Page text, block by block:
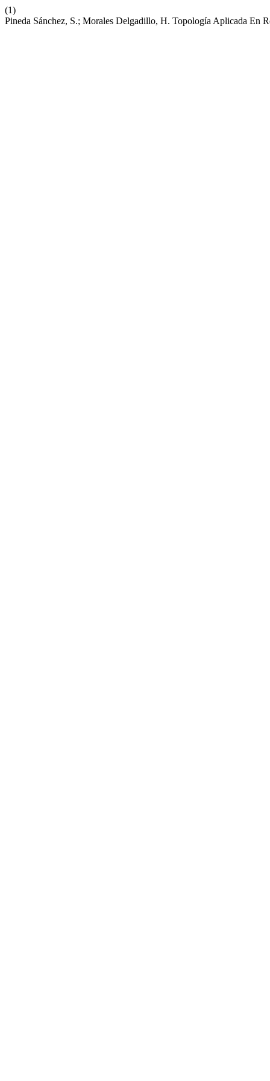
(1)
Pineda Sánchez, S.; Morales Delgadillo, H. Topología Aplicada En